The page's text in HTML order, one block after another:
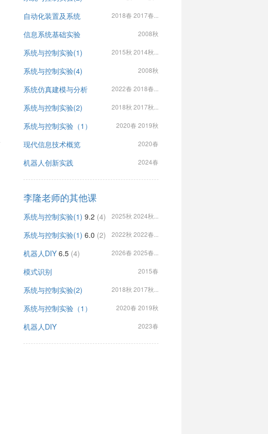
自动化装置及系统 2018春 2017春...
信息系统基础实验 2008秋
系统与控制实验(1) 2015秋 2014秋...
系统与控制实验(4) 2008秋
系统仿真建模与分析 2022春 2018春...
系统与控制实验(2) 2018秋 2017秋...
系统与控制实验（1） 2020春 2019秋
现代信息技术概览 2020春
机器人创新实践 2024春
李隆老师的其他课
系统与控制实验(1) 9.2 (4) 2025秋 2024秋...
系统与控制实验(1) 6.0 (2) 2022秋 2022春...
机器人DIY 6.5 (4) 2026春 2025春...
模式识别 2015春
系统与控制实验(2) 2018秋 2017秋...
系统与控制实验（1） 2020春 2019秋
机器人DIY 2023春